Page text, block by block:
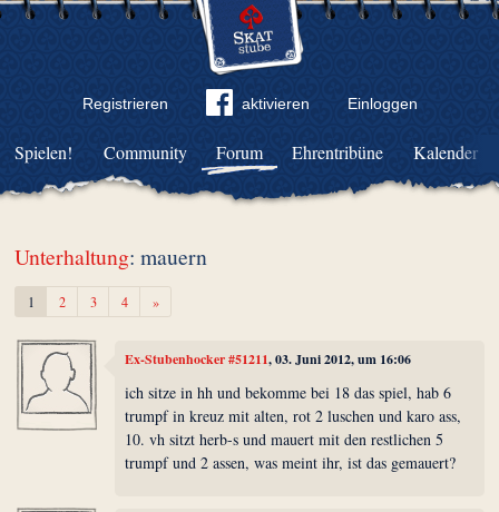
Registrieren aktivieren Einloggen
Community Forum Ehrentribüne Kalender
Spielen!
Unterhaltung: mauern
1 2 3 4 »Weiter
Ex-Stubenhocker #51211, 03. Juni 2012, um 16:06
ich sitze in hh und bekomme bei 18 das spiel, hab 6
trumpf in kreuz mit alten, rot 2 luschen und karo ass,
10. vh sitzt herb-s und mauert mit den restlichen 5
trumpf und 2 assen, was meint ihr, ist das gemauert?